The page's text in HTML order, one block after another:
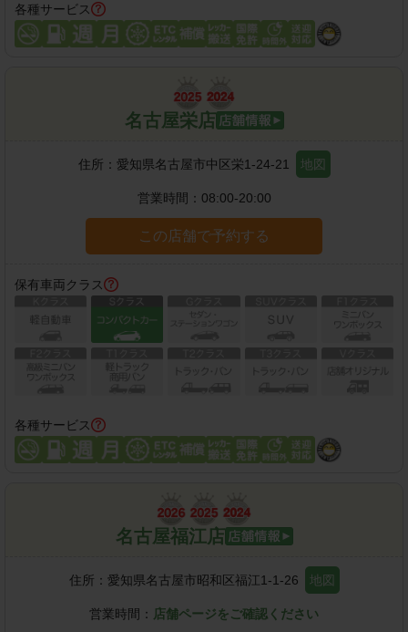
各種サービス
名古屋栄店
住所： 愛知県名古屋市中区栄1-24-21 地図
営業時間： 08:00-20:00
この店舗で予約する
保有車両クラス
各種サービス
名古屋福江店
住所： 愛知県名古屋市昭和区福江1-1-26 地図
営業時間： 店舗ページをご確認ください